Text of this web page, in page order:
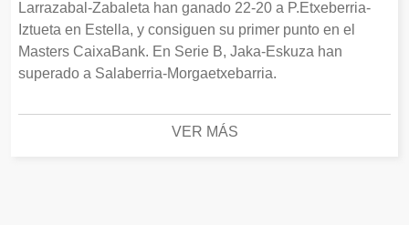
Larrazabal-Zabaleta han ganado 22-20 a P.Etxeberria-
Iztueta en Estella, y consiguen su primer punto en el
Masters CaixaBank. En Serie B, Jaka-Eskuza han
superado a Salaberria-Morgaetxebarria.
VER MÁS